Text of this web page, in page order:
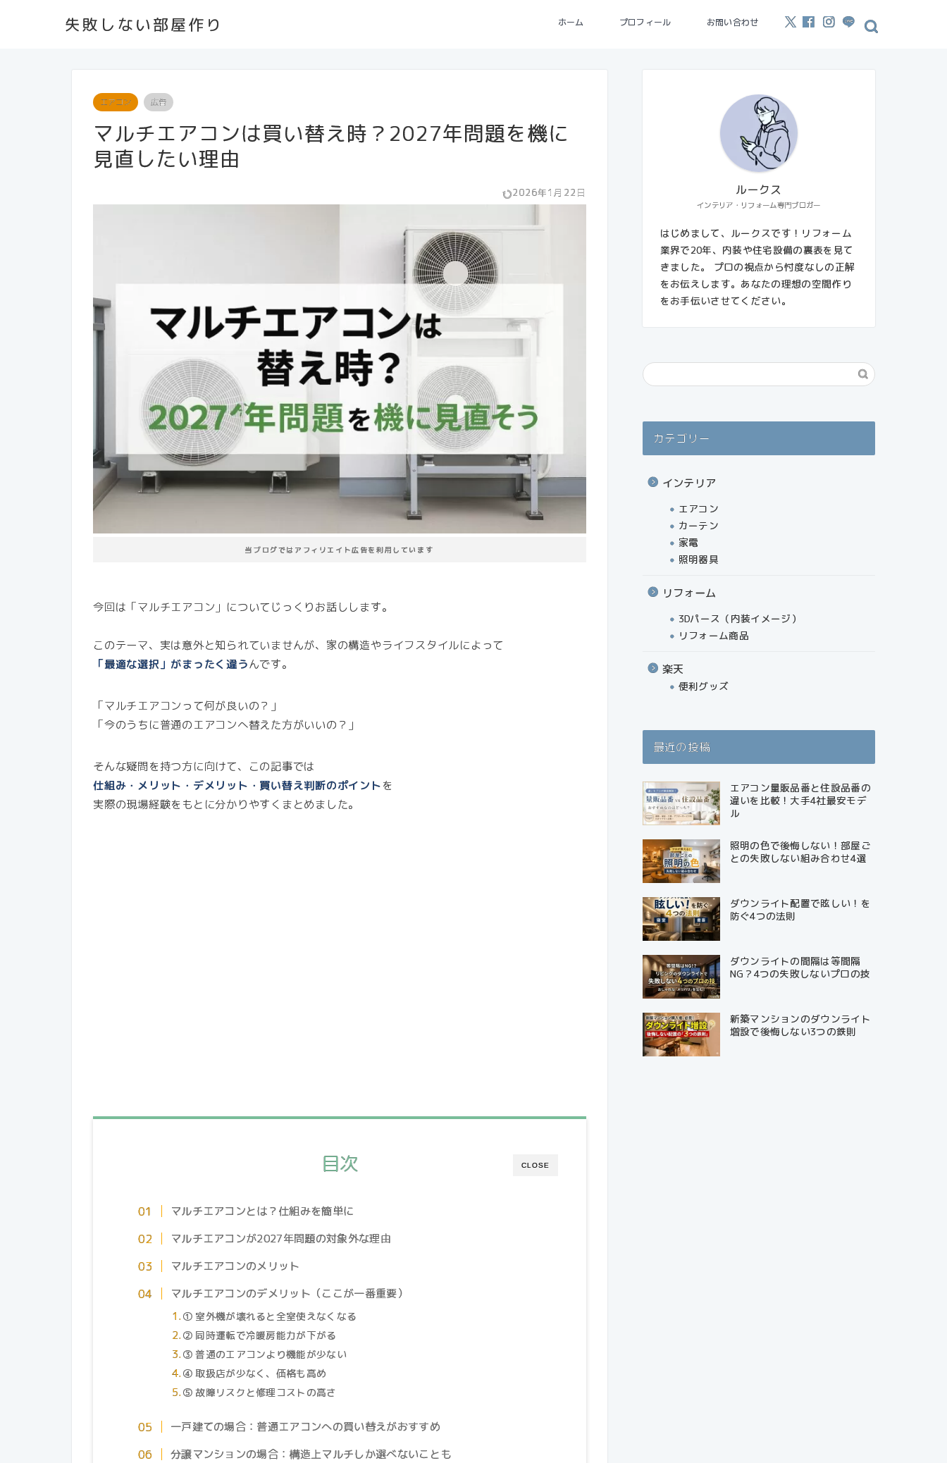
失敗しない部屋作り ホーム プロフィール お問い合わせ
エアコン 広告
マルチエアコンは買い替え時？2027年問題を機に
見直したい理由
2026年1月22日
当ブログではアフィリエイト広告を利用しています
今回は「マルチエアコン」についてじっくりお話しします。
このテーマ、実は意外と知られていませんが、家の構造やライフスタイルによって
「最適な選択」がまったく違うんです。
「マルチエアコンって何が良いの？」
「今のうちに普通のエアコンへ替えた方がいいの？」
そんな疑問を持つ方に向けて、この記事では
仕組み・メリット・デメリット・買い替え判断のポイントを
実際の現場経験をもとに分かりやすくまとめました。
CLOSE
目次
マルチエアコンとは？仕組みを簡単に
マルチエアコンが2027年問題の対象外な理由
マルチエアコンのメリット
マルチエアコンのデメリット（ここが一番重要）
① 室外機が壊れると全室使えなくなる
② 同時運転で冷暖房能力が下がる
③ 普通のエアコンより機能が少ない
④ 取扱店が少なく、価格も高め
⑤ 故障リスクと修理コストの高さ
一戸建ての場合：普通エアコンへの買い替えがおすすめ
分譲マンションの場合：構造上マルチしか選べないことも
インテリア・リフォーム専門ブロガー
ルークス
はじめまして、ルークスです！リフォーム
業界で20年、内装や住宅設備の裏表を見て
きました。 プロの視点から忖度なしの正解
をお伝えします。あなたの理想の空間作り
をお手伝いさせてください。
カテゴリー
インテリア
エアコン
カーテン
家電
照明器具
リフォーム
3Dパース（内装イメージ）
リフォーム商品
楽天
便利グッズ
最近の投稿
エアコン量販品番と住設品番の
違いを比較！大手4社最安モデ
ル
照明の色で後悔しない！部屋ご
との失敗しない組み合わせ4選
ダウンライト配置で眩しい！を
防ぐ4つの法則
ダウンライトの間隔は等間隔
NG？4つの失敗しないプロの技
新築マンションのダウンライト
増設で後悔しない3つの鉄則